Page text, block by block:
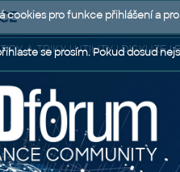
A TRIKY | UTILITY | DISKUZE
cookies pro funkce přihlášení a
se prosím. Pokud dosud